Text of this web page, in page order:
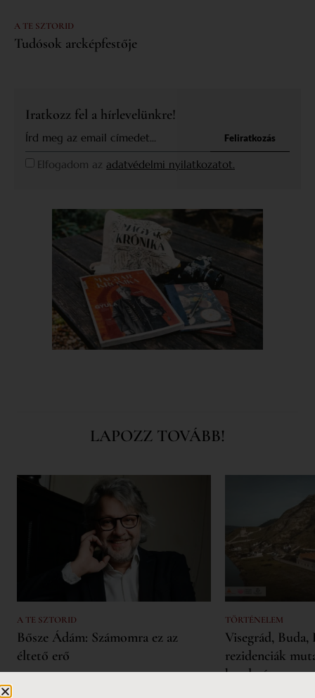
A TE SZTORID
Tudósok arcképfestője
Iratkozz fel a hírlevelünkre!
Elfogadom az adatvédelmi nyilatkozatot.
Feliratkozás
LAPOZZ TOVÁBB!
A TE SZTORID
Bősze Ádám: Számomra ez az
éltető erő
TÖRTÉNELEM
Visegrád,
rezidenciák
hatalmát